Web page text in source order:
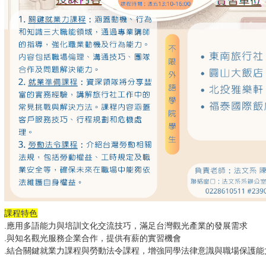
課程特色
.應用多語能力與培訓文化交流技巧，滿足台灣觀光產業的發展需求
.與知名觀光服務企業合作，提供有薪的實習機會
.結合關鍵就業力課程與勞動法令課程，增強同學法律意識與職場保護能